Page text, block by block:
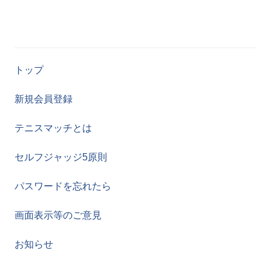
トップ
新規会員登録
テニスマッチとは
セルフジャッジ5原則
パスワードを忘れたら
画面表示等のご意見
お知らせ